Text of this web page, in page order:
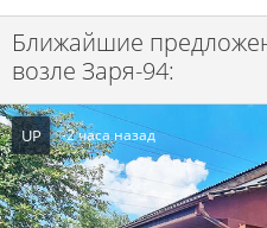
Ближайшие
возле Заря-94:
UP -2 часа назад